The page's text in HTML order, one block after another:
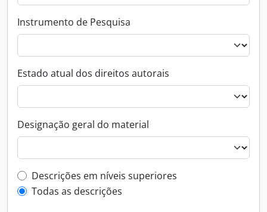
Instrumento de Pesquisa
Estado atual dos direitos autorais
Designação geral do material
Filtro de descrição de nível superior
Descrições em níveis superiores
Todas as descrições